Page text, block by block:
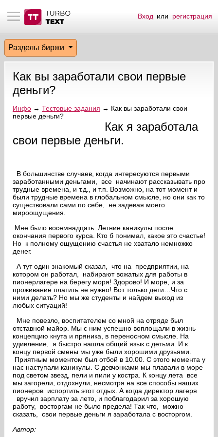
материалы
биржи
эфир
сообщения
по форуму
Вход или регистрация
Разделы биржи
Как вы заработали свои первые
деньги?
Инфо→ Тестовые задания → Как вы заработали свои
первые деньги?
Как я заработала
свои первые деньги.
В большинстве случаев, когда интересуются первыми
заработанными деньгами, все начинают рассказывать про
трудные времена, и т.д., и т.п. Возможно, на тот момент и
были трудные времена в глобальном смысле, но они как то
существовали сами по себе, не задевая моего
мироощущения.
Мне было восемнадцать. Летние каникулы после
окончания первого курса. Кто б понимал, какое это счастье!
Но к полному ощущению счастья не хватало немножко
денег.
А тут один знакомый сказал, что на предприятии, на
котором он работал, набирают вожатых для работы в
пионерлагере на берегу моря! Здорово! И море, и за
проживание платить не нужно! Вот только дети…Что с
ними делать? Но мы же студенты и найдем выход из
любых ситуаций!
Мне повезло, воспитателем со мной на отряде был
отставной майор. Мы с ним успешно воплощали в жизнь
концепцию кнута и пряника, в переносном смысле. На
удивление, я быстро нашла общий язык с детьми. И к
концу первой смены мы уже были хорошими друзьями.
Приятным моментом был отбой в 10.00. С этого момента у
нас наступали каникулы. С девчонками мы плавали в море
под светом звезд, пели и пили у костра. К концу лета все
мы загорели, отдохнули, несмотря на все способы наших
пионеров испортить этот отдых. А когда директор лагеря
вручил зарплату за лето, и поблагодарил за хорошую
работу, восторгам не было предела! Так что, можно
сказать, свои первые деньги я заработала с восторгом.
Автор: